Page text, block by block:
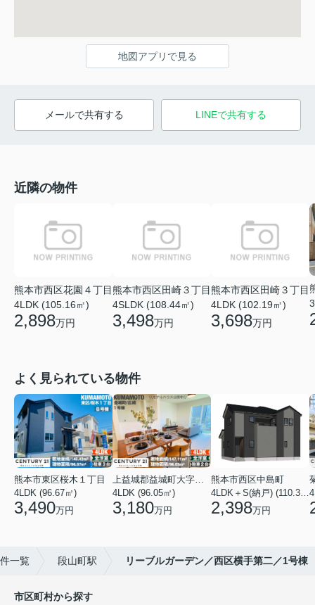
地図アプリで見る
メールで共有する LINEで共有する
近隣の物件
熊本市西区花園４丁目
4LDK (105.16㎡)
2,898万円
熊本市西区田崎３丁目
4SLDK (108.44㎡)
3,498万円
熊本市西区田崎３丁目
4LDK (102.19㎡)
3,698万円
よく見られている物件
熊本市東区桜木１丁目
4LDK (96.67㎡)
3,490万円
上益城郡益城町大字広崎
4LDK (96.05㎡)
3,180万円
熊本市西区中島町
4LDK＋S(納戸) (110.37㎡)
2,398万円
一覧 段山町駅 リーブルガーデン／西区横手第二／1号棟
市区町村から探す